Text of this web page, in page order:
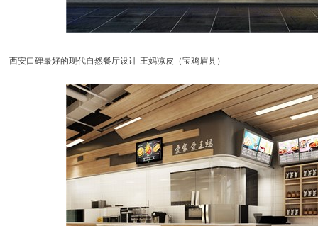
西安口碑最好的现代自然餐厅设计-王妈凉皮（宝鸡眉县）